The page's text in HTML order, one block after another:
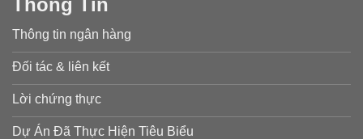
Thông tin ngân hàng
Đối tác & liên kết
Lời chứng thực
Dự Án Đã Thực Hiện Tiêu Biểu